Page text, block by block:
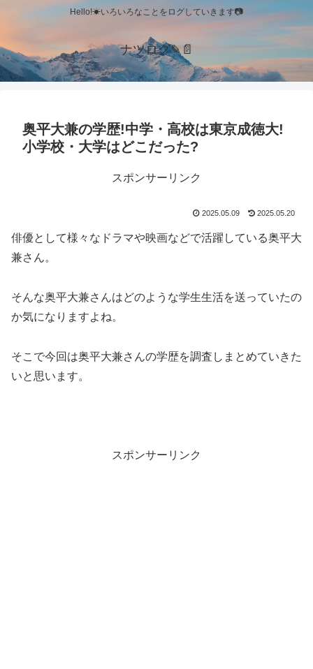
Hello!☀いろいろなことをログしていきます📷
ナツログ✎📄
奥平大兼の学歴!中学・高校は東京成徳大!
小学校・大学はどこだった?
スポンサーリンク
2025.05.09 2025.05.20
俳優として様々なドラマや映画などで活躍している奥平大
兼さん。
そんな奥平大兼さんはどのような学生生活を送っていたの
か気になりますよね。
そこで今回は奥平大兼さんの学歴を調査しまとめていきた
いと思います。
スポンサーリンク